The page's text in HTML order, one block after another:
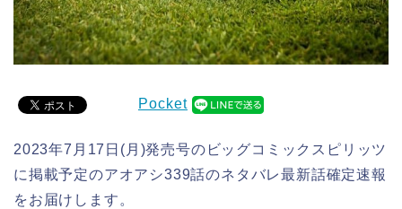
Pocket
2023年7月17日(月)発売号のビッグコミックスピリッツ
に掲載予定のアオアシ339話のネタバレ最新話確定速報
をお届けします。